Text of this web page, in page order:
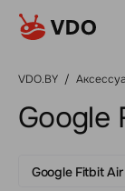
VDO.BY /
Google
Google Fitbit Air